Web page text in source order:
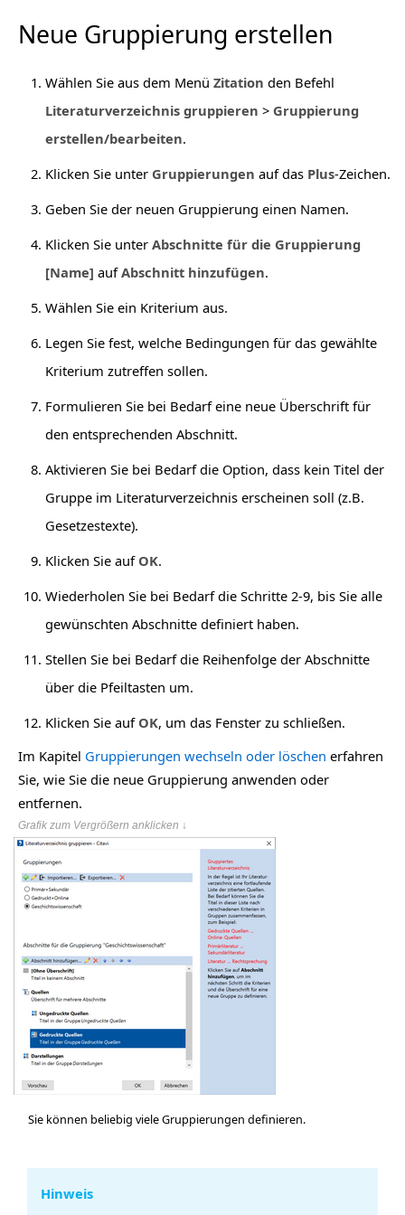
Neue Gruppierung erstellen
Wählen Sie aus dem Menü Zitation den Befehl
Literaturverzeichnis gruppieren > Gruppierung
erstellen/bearbeiten.
Klicken Sie unter Gruppierungen auf das Plus-Zeichen.
Geben Sie der neuen Gruppierung einen Namen.
Klicken Sie unter Abschnitte für die Gruppierung
[Name] aufAbschnitt hinzufügen.
Wählen Sie ein Kriterium aus.
Legen Sie fest, welche Bedingungen für das gewählte
Kriterium zutreffen sollen.
Formulieren Sie bei Bedarf eine neue Überschrift für
den entsprechenden Abschnitt.
Aktivieren Sie bei Bedarf die Option, dass kein Titel der
Gruppe im Literaturverzeichnis erscheinen soll (z.B.
Gesetzestexte).
Klicken Sie auf OK.
Wiederholen Sie bei Bedarf die Schritte 2-9, bis Sie alle
gewünschten Abschnitte definiert haben.
Stellen Sie bei Bedarf die Reihenfolge der Abschnitte
über die Pfeiltasten um.
Klicken Sie auf OK, um das Fenster zu schließen.
Im Kapitel Gruppierungen wechseln oder löschen erfahren
Sie, wie Sie die neue Gruppierung anwenden oder
entfernen.
Grafik zum Vergrößern anklicken ↓
Sie können beliebig viele Gruppierungen definieren.
Hinweis